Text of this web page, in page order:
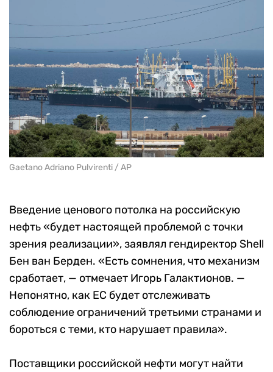
Gaetano Adriano Pulvirenti / AP
Введение ценового потолка на российскую
нефть «будет настоящей проблемой с точки
зрения реализации», заявлял гендиректор Shell
Бен ван Берден. «Есть сомнения, что механизм
сработает, — отмечает Игорь Галактионов. —
Непонятно, как ЕС будет отслеживать
соблюдение ограничений третьими странами и
бороться с теми, кто нарушает правила».
Поставщики российской нефти могут найти